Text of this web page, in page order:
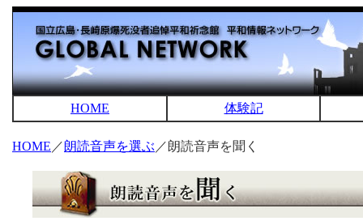
HOME 体験記
HOME ／朗読音声を選ぶ ／朗読音声を聞く